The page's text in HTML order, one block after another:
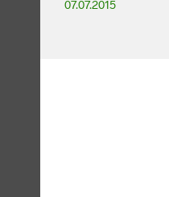
07.07.2015